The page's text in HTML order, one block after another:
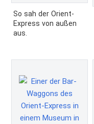
So sah der Orient-
Express von außen
aus.